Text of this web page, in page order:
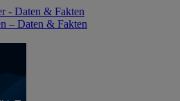
- Daten & Fakten
– Daten & Fakten